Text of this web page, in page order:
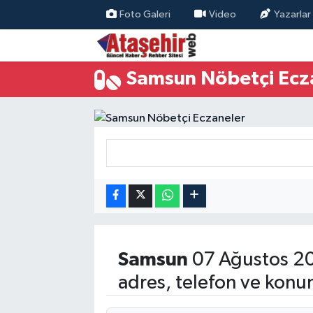
Foto Galeri Video Yazarlar
Samsun Nöbetçi
Samsun 07 Ağustos
adres, telefon ve
Hava Durumu
Trafik Durumu
Süper Lig Puan Durumu ve Fikstür
Son Dakika Haberleri